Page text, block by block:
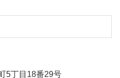
5丁目18番29号